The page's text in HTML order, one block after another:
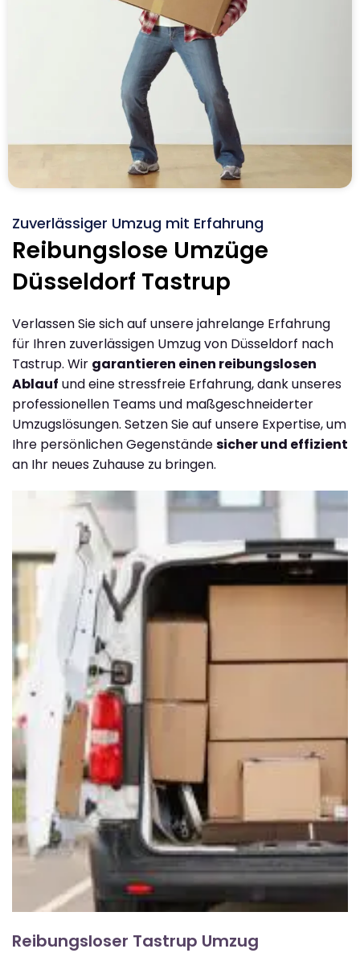
Zuverlässiger Umzug mit Erfahrung
Reibungslose Umzüge
Düsseldorf Tastrup
Verlassen Sie sich auf unsere jahrelange Erfahrung
für Ihren zuverlässigen Umzug von Düsseldorf nach
Tastrup. Wir garantieren einen reibungslosen
Ablauf und eine stressfreie Erfahrung, dank unseres
professionellen Teams und maßgeschneiderter
Umzugslösungen. Setzen Sie auf unsere Expertise, um
Ihre persönlichen Gegenständesicher und effizient
an Ihr neues Zuhause zu bringen.
Reibungsloser Tastrup Umzug